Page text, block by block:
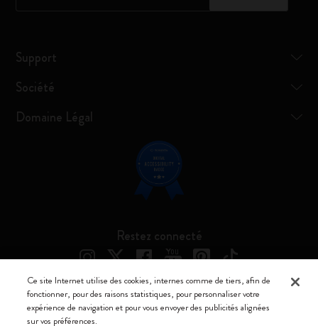
Support
Société
Domaine Légal
Restez connecté
Moleskine ® est une marque enregistrée de Moleskine Srl a socio unico
Ce site Internet utilise des cookies, internes comme de tiers, afin de
fonctionner, pour des raisons statistiques, pour personnaliser votre
expérience de navigation et pour vous envoyer des publicités alignées
sur vos préférences.